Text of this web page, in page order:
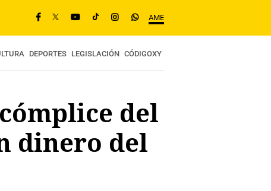
AME
DEPORTES LEGISLACIÓN CÓDIGOXY
del
dinero del